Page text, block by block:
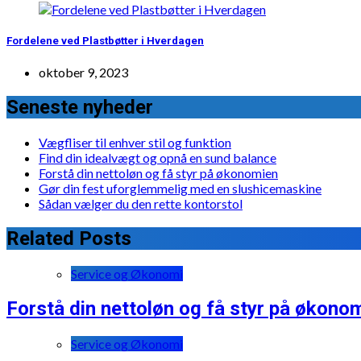
Fordelene ved Plastbøtter i Hverdagen
oktober 9, 2023
Seneste nyheder
Vægfliser til enhver stil og funktion
Find din idealvægt og opnå en sund balance
Forstå din nettoløn og få styr på økonomien
Gør din fest uforglemmelig med en slushicemaskine
Sådan vælger du den rette kontorstol
Related Posts
Service og Økonomi
Forstå din nettoløn og få styr på
Service og Økonomi